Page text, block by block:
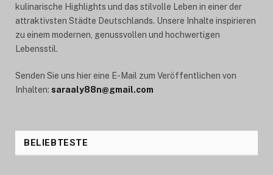
kulinarische Highlights und das stilvolle Leben in einer der
attraktivsten Städte Deutschlands. Unsere Inhalte inspirieren
zu einem modernen, genussvollen und hochwertigen
Lebensstil.
Senden Sie uns hier eine E-Mail zum Veröffentlichen von
Inhalten: saraaly88n@gmail.com
BELIEBTESTE